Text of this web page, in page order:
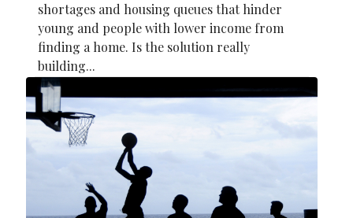
shortages and housing queues that hinder
young and people with lower income from
finding a home. Is the solution really
building...